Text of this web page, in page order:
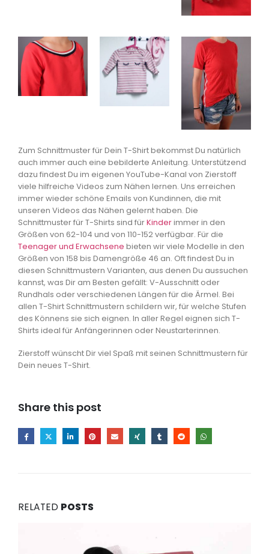
Zum Schnittmuster für Dein T-Shirt bekommst Du natürlich
auch immer auch eine bebilderte Anleitung. Unterstützend
dazu findest Du im eigenen YouTube-Kanal von Zierstoff
viele hilfreiche Videos zum Nähen lernen. Uns erreichen
immer wieder schöne Emails von Kundinnen, die mit
unseren Videos das Nähen gelernt haben. Die
Schnittmuster für T-Shirts sind fürKinderimmer in den
Größen von 62-104 und von 110-152 verfügbar. Für die
Teenager und Erwachsene bieten wir viele Modelle in den
Größen von 158 bis Damengröße 46 an. Oft findest Du in
diesen Schnittmustern Varianten, aus denen Du aussuchen
kannst, was Dir am Besten gefällt: V-Ausschnitt oder
Rundhals oder verschiedenen Längen für die Ärmel. Bei
allen T-Shirt Schnittmustern schildern wir, für welche Stufen
des Könnens sie sich eignen. In aller Regel eignen sich T-
Shirts ideal für Anfängerinnen oder Neustarterinnen.
Zierstoff wünscht Dir viel Spaß mit seinen Schnittmustern für
Dein neues T-Shirt.
Share this post
RELATED POSTS